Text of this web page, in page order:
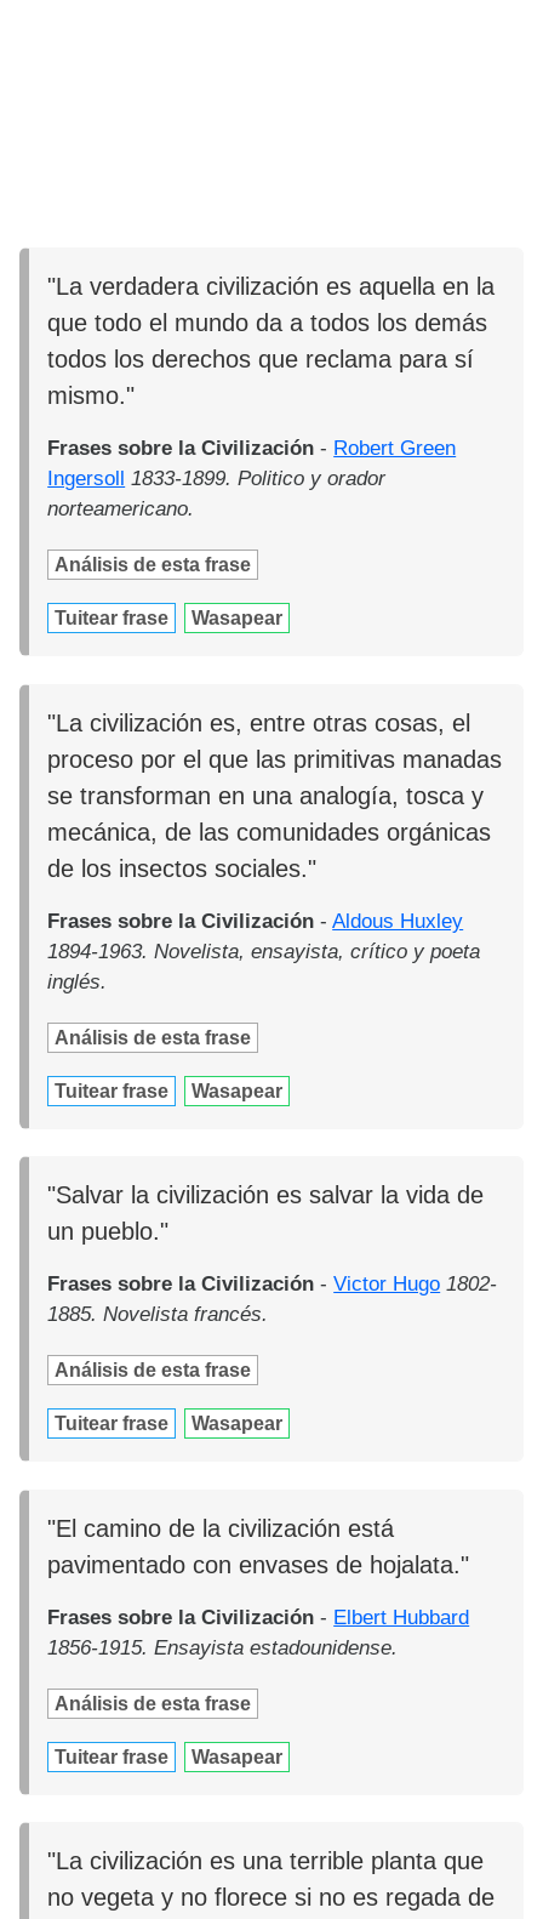
"La verdadera civilización es aquella en la
que todo el mundo da a todos los demás
todos los derechos que reclama para sí
mismo."
Frases sobre la Civilización - Robert Green
Ingersoll
1833-1899. Politico y orador
norteamericano.
Análisis de esta frase
Tuitear frase Wasapear
"La civilización es, entre otras cosas, el
proceso por el que las primitivas manadas
se transforman en una analogía, tosca y
mecánica, de las comunidades orgánicas
de los insectos sociales."
Frases sobre la Civilización -Aldous Huxley
1894-1963. Novelista, ensayista, crítico y poeta
inglés.
Análisis de esta frase
Tuitear frase Wasapear
"Salvar la civilización es salvar la vida de
un pueblo."
Frases sobre la Civilización -Victor Hugo 1802-
1885. Novelista francés.
Análisis de esta frase
Tuitear frase Wasapear
"El camino de la civilización está
pavimentado con envases de hojalata."
Frases sobre la Civilización - Elbert Hubbard
1856-1915. Ensayista estadounidense.
Análisis de esta frase
Tuitear frase Wasapear
"La civilización es una terrible planta que
no vegeta y no florece si no es regada de